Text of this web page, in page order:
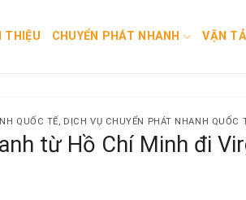
THIỆU CHUYỂN PHÁT NHANH VẬN
QUỐC TẾ, DỊCH VỤ CHUYỂN PHÁT NHANH QUỐC
từ Hồ Chí Minh đi